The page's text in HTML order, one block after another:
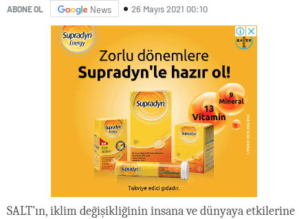
ABONE OL News 26 Mayıs 2021 00:10
SALT’ın, iklim değişikliğinin insana ve dünyaya etkilerine